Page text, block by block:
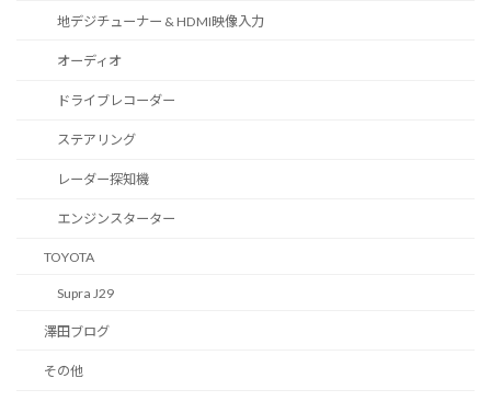
地デジチューナー & HDMI映像入力
オーディオ
ドライブレコーダー
ステアリング
レーダー探知機
エンジンスターター
TOYOTA
Supra J29
澤田ブログ
その他